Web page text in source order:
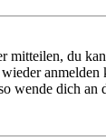
du
anmelden
wende dich